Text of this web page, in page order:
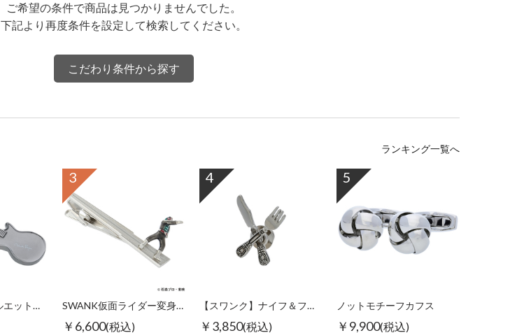
ご希望の条件で商品は見つかりませんでした。
下記より再度条件を設定して検索してください。
こだわり条件から探す
ランキング一覧へ
エレキギターシルエットタイピン ブラック
3
SWANK仮面ライダー変身タイピン
￥6,600(税込)
4
【スワンク】ナイフ＆フォークピンズ
￥3,850(税込)
5
ノットモチーフカフス
￥9,900(税込)